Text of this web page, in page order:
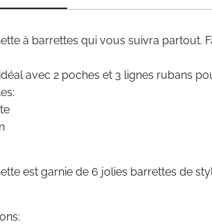
à barrettes qui vous suivra partout.
avec 2 poches et 3 lignes rubans
est garnie de 6 jolies barrettes de